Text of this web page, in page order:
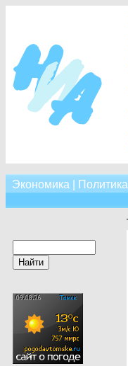
Экономика Политика